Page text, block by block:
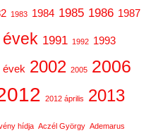
1983 1984 1985 1986 1987
1991 1992 1993
évek 2002 2005 2006
2012 április 2013
hídja Aczél György Ademarus